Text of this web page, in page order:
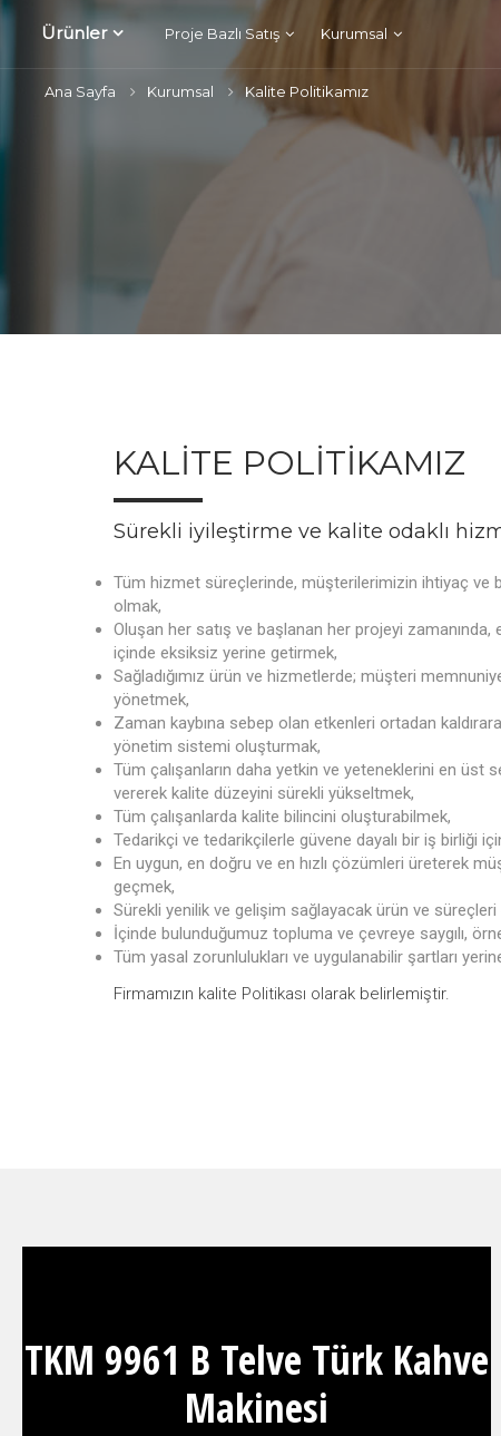
Ürünler Proje Bazlı Satış Kurumsal
Ana Sayfa Kurumsal Kalite Politikamız
KALITE POLITIKAMIZ
Sürekli iyileştirme ve kalite odaklı
Tüm hizmet süreçlerinde, müşterilerimizin ihtiyaç ve
olmak,
Oluşan her satış ve başlanan her projeyi
içinde eksiksiz yerine getirmek,
Sağladığımız ürün ve hizmetlerde; müşteri
yönetmek,
Zaman kaybına sebep olan etkenleri ortadan
yönetim sistemi oluşturmak,
Tüm çalışanların daha yetkin ve yeteneklerini en üst
vererek kalite düzeyini sürekli yükseltmek,
Tüm çalışanlarda kalite bilincini oluşturabilmek,
Tedarikçi ve tedarikçilerle güvene dayalı bir iş birliği
En uygun, en doğru ve en hızlı çözümleri üreterek
geçmek,
Sürekli yenilik ve gelişim sağlayacak ürün ve
İçinde bulunduğumuz topluma ve çevreye saygılı,
Tüm yasal zorunlulukları ve uygulanabilir şartları
Firmamızın kalite Politikası olarak belirlemiştir.
TKM 9961 B Telve Türk Kahve
Makinesi